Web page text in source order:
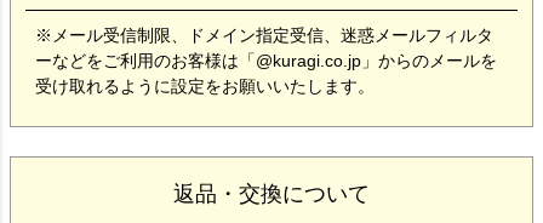
※メール受信制限、ドメイン指定受信、迷惑メールフィルタ
ーなどをご利用のお客様は「@kuragi.co.jp」からのメールを
受け取れるように設定をお願いいたします。
返品・交換について